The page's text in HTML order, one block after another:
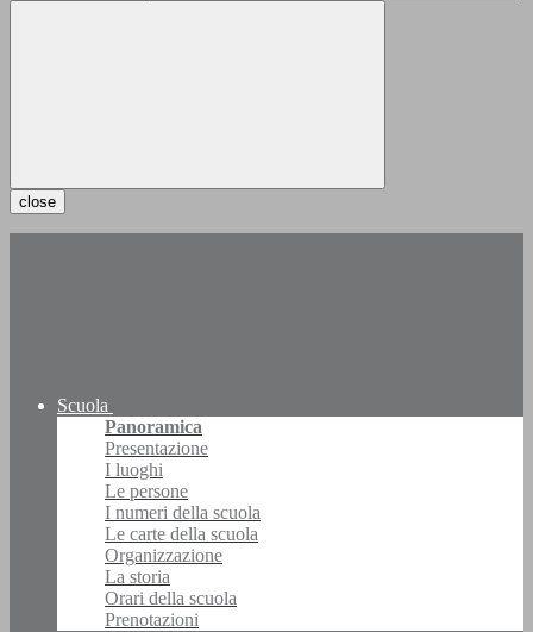
close
Scuola
Panoramica
Presentazione
I luoghi
Le persone
I numeri della scuola
Le carte della scuola
Organizzazione
La storia
Orari della scuola
Prenotazioni